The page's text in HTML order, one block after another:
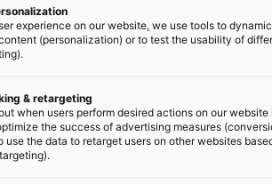
auf adesso
experience on our website, we use tools to
(personalization) or to test the usability of
& retargeting
when users perform desired actions on our website
the success of advertising measures
use the data to retarget users on other websites